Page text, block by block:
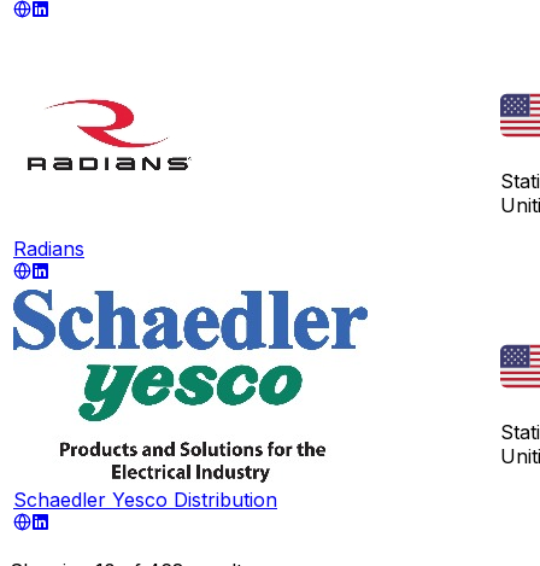
Radians
Stati
Uniti
Schaedler Yesco Distribution
Stati
Uniti